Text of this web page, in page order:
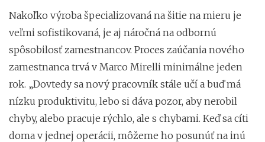
Nakoľko výroba špecializovaná na šitie na mieru je
veľmi sofistikovaná, je aj náročná na odbornú
spôsobilosť zamestnancov. Proces zaúčania nového
zamestnanca trvá v Marco Mirelli minimálne jeden
rok. „Dovtedy sa nový pracovník stále učí a buď má
nízku produktivitu, lebo si dáva pozor, aby nerobil
chyby, alebo pracuje rýchlo, ale s chybami. Keď sa cíti
doma v jednej operácii, môžeme ho posunúť na inú